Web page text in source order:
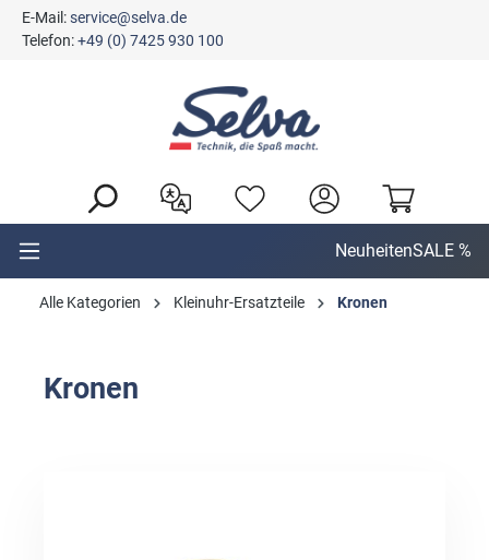
springen
E-Mail:service@selva.de
Telefon:+49 (0) 7425 930 100
NeuheitenSALE %
Alle Kategorien Kleinuhr-Ersatzteile Kronen
Kronen